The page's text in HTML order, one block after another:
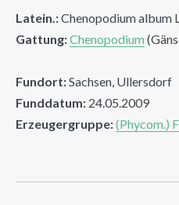
Latein.:Chenopodium album L.
Gattung:Chenopodium
Fundort:Sachsen, Ullersdorf
Funddatum: 24.05.2009
Erzeugergruppe:(Phycom.)